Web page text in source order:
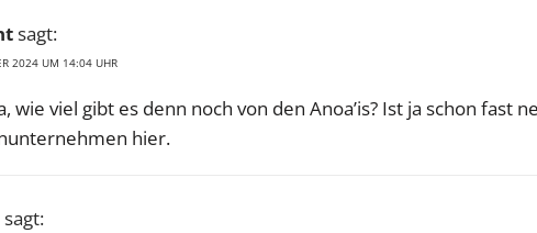
sagt:
2024 UM 14:04 UHR
wie viel gibt es denn noch von den Anoa’is? Ist ja schon fast
hier.
sagt: